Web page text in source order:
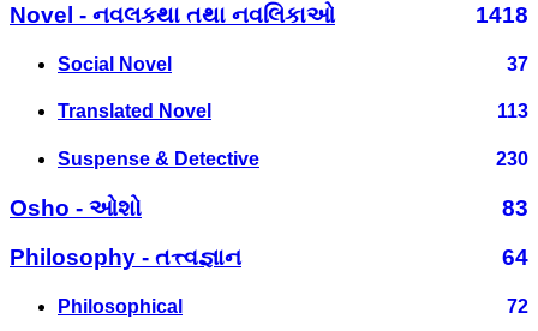
Novel - નવલકથા તથા નવલિકાઓ
1418
Social Novel 37
Translated Novel 113
Suspense & Detective 230
Osho - ઓશો
83
Philosophy - તત્ત્વજ્ઞાન
64
Philosophical 72